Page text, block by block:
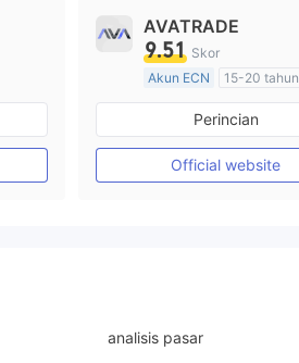
AVATRADE
9.51 Skor
Akun ECN
15-20 tahun
Diatur di Australia
Market Maker (MM)
Lisensi Penuh MT4
Perincian
Official website
analisis pasar